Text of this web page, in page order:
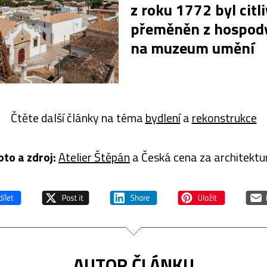
z roku 1772 byl
přeměněn z
na muzeum umění
Čtěte další články na témabydleníarekonstrukce
a zdroj:Atelier Štěpána Česká cena za